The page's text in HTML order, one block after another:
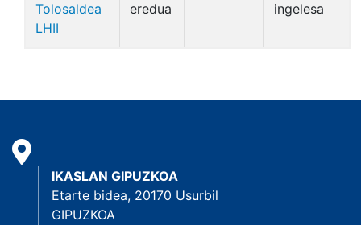
Tolosaldea
LHII
eredua
ingelesa
IKASLAN GIPUZKOA
Etarte bidea, 20170 Usurbil
GIPUZKOA